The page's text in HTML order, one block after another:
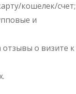
кошелек/счет;
и
о визите к